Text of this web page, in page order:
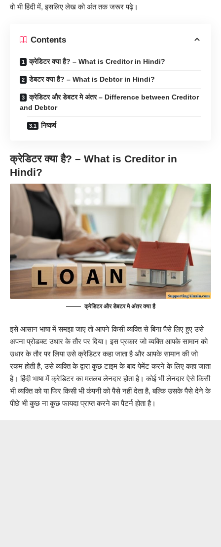
वो भी हिंदी में, इसलिए लेख को अंत तक जरूर पढ़े।
Contents
क्रेडिटर क्या है? – What is Creditor in Hindi?
डेबटर क्या है? – What is Debtor in Hindi?
क्रेडिटर और डेबटर मे अंतर – Difference between Creditor
and Debtor
निष्कर्ष
क्रेडिटर क्या है? – What is Creditor in
Hindi?
क्रेडिटर और डेबटर मे अंतर क्या है
इसे आसान भाषा में समझा जाए तो आपने किसी व्यक्ति से बिना पैसे लिए हुए उसे
अपना प्रोडक्ट उधार के तौर पर दिया। इस प्रकार जो व्यक्ति आपके सामान को
उधार के तौर पर लिया उसे क्रेडिटर कहा जाता है और आपके सामान की जो
रकम होती है, उसे व्यक्ति के द्वारा कुछ टाइम के बाद पेमेंट करने के लिए कहा जाता
है। हिंदी भाषा में क्रेडिटर का मतलब लेनदार होता है। कोई भी लेनदार ऐसे किसी
भी व्यक्ति को या फिर किसी भी कंपनी को पैसे नहीं देता है, बल्कि उसके पैसे देने के
पीछे भी कुछ ना कुछ फायदा प्राप्त करने का पैटर्न होता है।